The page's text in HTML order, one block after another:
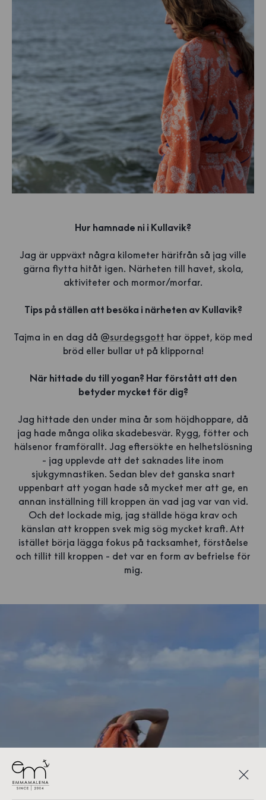
Hur hamnade ni i Kullavik?
Jag är uppväxt några kilometer härifrån så jag ville
gärna flytta hitåt igen. Närheten till havet, skola,
aktiviteter och mormor/morfar.
Tips på ställen att besöka i närheten av Kullavik?
Tajma in en dag då @surdegsgott har öppet, köp med
bröd eller bullar ut på klipporna!
När hittade du till yogan? Har förstått att den
betyder mycket för dig?
Jag hittade den under mina år som höjdhoppare, då
jag hade många olika skadebesvär. Rygg, fötter och
hälsenor framförallt. Jag eftersökte en helhetslösning
- jag upplevde att det saknades lite inom
sjukgymnastiken. Sedan blev det ganska snart
uppenbart att yogan hade så mycket mer att ge, en
annan inställning till kroppen än vad jag var van vid.
Och det lockade mig, jag ställde höga krav och
känslan att kroppen svek mig sög mycket kraft. Att
istället börja lägga fokus på tacksamhet, förståelse
och tillit till kroppen - det var en form av befrielse för
mig.